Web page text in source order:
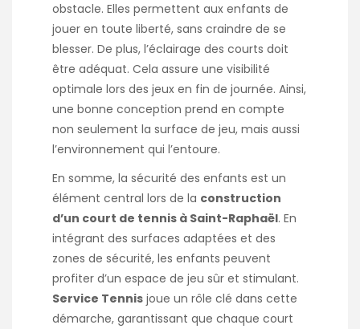
obstacle. Elles permettent aux enfants de
jouer en toute liberté, sans craindre de se
blesser. De plus, l’éclairage des courts doit
être adéquat. Cela assure une visibilité
optimale lors des jeux en fin de journée. Ainsi,
une bonne conception prend en compte
non seulement la surface de jeu, mais aussi
l’environnement qui l’entoure.
En somme, la sécurité des enfants est un
élément central lors de la construction
d’un court de tennis à Saint-Raphaël. En
intégrant des surfaces adaptées et des
zones de sécurité, les enfants peuvent
profiter d’un espace de jeu sûr et stimulant.
Service Tennis joue un rôle clé dans cette
démarche, garantissant que chaque court